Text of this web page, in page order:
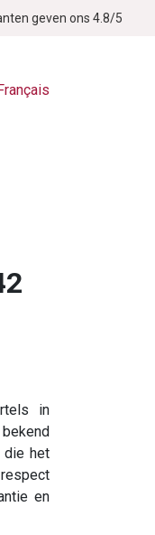
geven ons 4.8/5
in
bekend
die het
en